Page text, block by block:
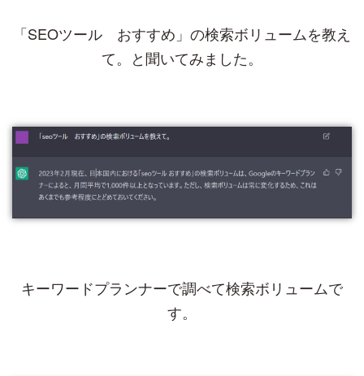
「SEOツール おすすめ」の検索ボリュームを教え
て。と聞いてみました。
キーワードプランナーで調べて検索ボリュームで
す。